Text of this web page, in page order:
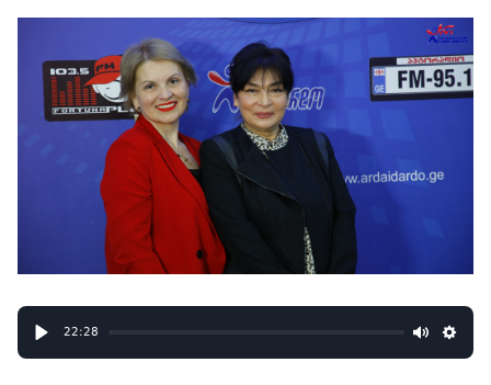
Play
22:28
Mute